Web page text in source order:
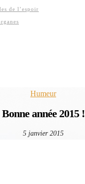
de l’espoir
Humeur
Bonne année 2015 !
5 janvier 2015